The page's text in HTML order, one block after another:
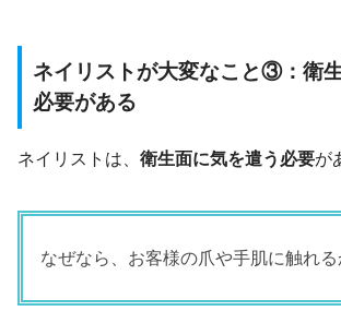
ネイリストが大変なこと③：衛
必要がある
ネイリストは、 衛生面に気を遣う必要が
なぜなら、お客様の爪や手肌に触れる